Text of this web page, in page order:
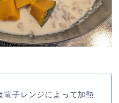
電子レンジによって加熱